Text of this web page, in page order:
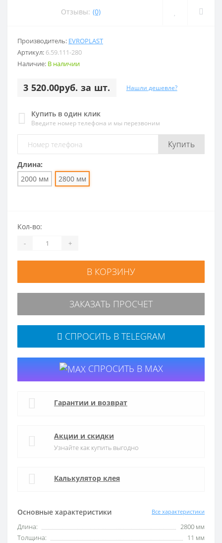
Отзывы: (0)
Производитель: EVROPLAST
Артикул: 6.59.111-280
Наличие: В наличии
3 520.00руб. за шт. Нашли дешевле?
Купить в один клик
Введите номер телефона и мы перезвоним
Купить
Длина:
2000 мм
2800 мм
Основные характеристики Все характеристики
Длина:
2800 мм
Толщина:
11 мм
Кол-во:
- +
В КОРЗИНУ
ЗАКАЗАТЬ ПРОСЧЕТ
СПРОСИТЬ В TELEGRAM
СПРОСИТЬ В MAX
Гарантии и возврат
Акции и скидки
Узнайте как купить выгодно
Калькулятор клея